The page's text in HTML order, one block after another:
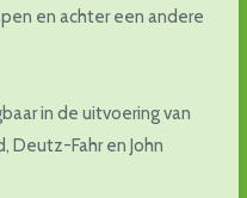
en achter een andere
in de uitvoering van
Deutz-Fahr en John